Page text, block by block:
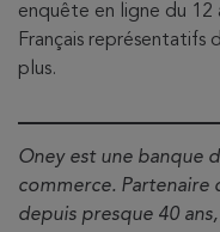
enquête en ligne du 12
Français représentatifs
plus.
Oney est une banque
commerce. Partenaire
depuis presque 40